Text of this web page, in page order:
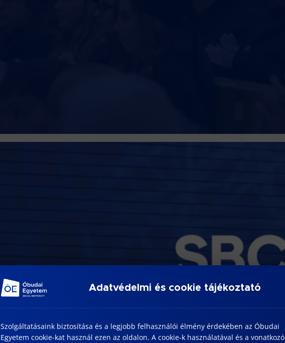
Adatvédelmi és cookie tájékoztató
Szolgáltatásaink biztosítása és a legjobb felhasználói élmény érdekében az Óbudai
Egyetem cookie-kat használ ezen az oldalon. A cookie-k használatával és a vonatkozó